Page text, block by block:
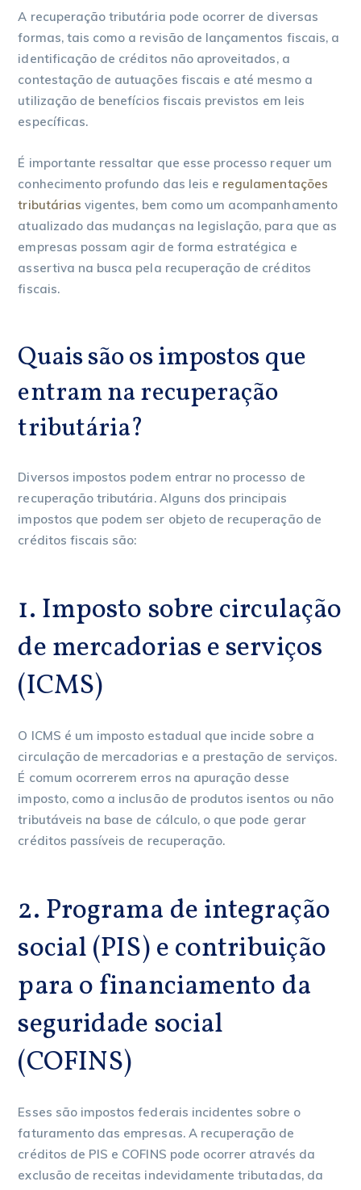
A recuperação tributária pode ocorrer de diversas
formas, tais como a revisão de lançamentos fiscais, a
identificação de créditos não aproveitados, a
contestação de autuações fiscais e até mesmo a
utilização de benefícios fiscais previstos em leis
específicas.
É importante ressaltar que esse processo requer um
conhecimento profundo das leis e regulamentações
tributárias vigentes, bem como um acompanhamento
atualizado das mudanças na legislação, para que as
empresas possam agir de forma estratégica e
assertiva na busca pela recuperação de créditos
fiscais.
Quais são os impostos que
entram na recuperação
tributária?
Diversos impostos podem entrar no processo de
recuperação tributária. Alguns dos principais
impostos que podem ser objeto de recuperação de
créditos fiscais são:
1. Imposto sobre circulação
de mercadorias e serviços
(ICMS)
O ICMS é um imposto estadual que incide sobre a
circulação de mercadorias e a prestação de serviços.
É comum ocorrerem erros na apuração desse
imposto, como a inclusão de produtos isentos ou não
tributáveis na base de cálculo, o que pode gerar
créditos passíveis de recuperação.
2. Programa de integração
social (PIS) e contribuição
para o financiamento da
seguridade social
(COFINS)
Esses são impostos federais incidentes sobre o
faturamento das empresas. A recuperação de
créditos de PIS e COFINS pode ocorrer através da
exclusão de receitas indevidamente tributadas, da